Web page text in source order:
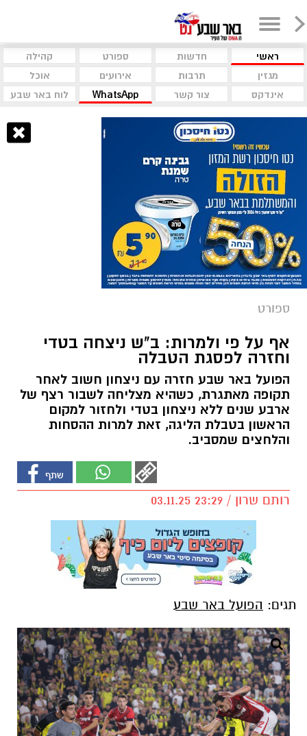
ראשי חדשות ספורט
קהילה
מגזין
תרבות אירועים
אוכל
אינדקס
צור קשר WhatsApp לוח באר שבע
ספורט
אף על פי ולמרות: ב"ש ניצחה בטדי
וחזרה לפסגת הטבלה
הפועל באר שבע חזרה עם ניצחון חשוב לאחר
תקופה מאתגרת, כשהיא מצליחה לשבור רצף של
ארבע שנים ללא ניצחון בטדי ולחזור למקום
הראשון בטבלת הליגה, זאת למרות ההסחות
והלחצים שמסביב.
רותם שרון / 23:29 03.11.25
תגים: הפועל באר שבע